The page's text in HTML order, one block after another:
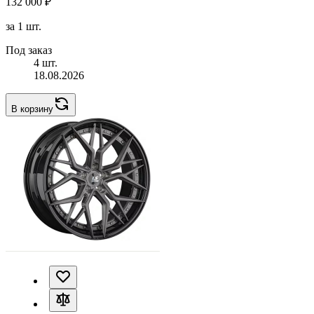
за 1 шт.
Под заказ
4 шт.
18.08.2026
В корзину